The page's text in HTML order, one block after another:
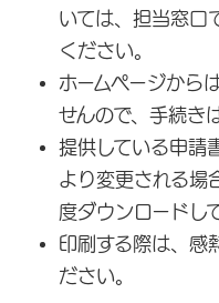
いては、担当窓口
ください。
ホームページから
せんので、手続き
提供している申請
より変更される場
度ダウンロードし
印刷する際は、感
ださい。